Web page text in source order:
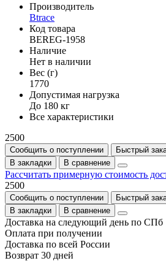
Производитель
Btrace
Код товара
BEREG-1958
Наличие
Нет в наличии
Вес (г)
1770
Допустимая нагрузка
До 180 кг
Все характеристики
2500
Сообщить о поступлении
Быстрый
В закладки
В сравнение
Рассчитать примерную стоимость
2500
Сообщить о поступлении
Быстрый
В закладки
В сравнение
Доставка на следующий день по СПб
Оплата при получении
Доставка по всей России
Возврат 30 дней